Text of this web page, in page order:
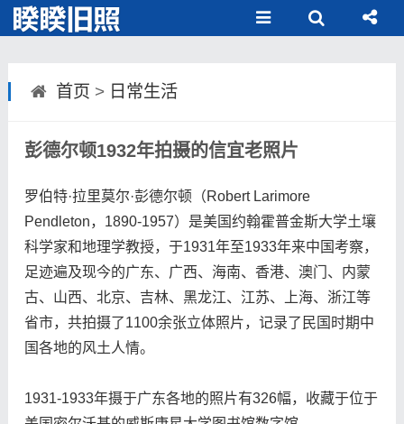
首页 > 日常生活
彭德尔顿1932年拍摄的信宜老照片
罗伯特·拉里莫尔·彭德尔顿（Robert Larimore
Pendleton，1890-1957）是美国约翰霍普金斯大学土壤
科学家和地理学教授，于1931年至1933年来中国考察，
足迹遍及现今的广东、广西、海南、香港、澳门、内蒙
古、山西、北京、吉林、黑龙江、江苏、上海、浙江等
省市，共拍摄了1100余张立体照片，记录了民国时期中
国各地的风土人情。
1931-1933年摄于广东各地的照片有326幅，收藏于位于